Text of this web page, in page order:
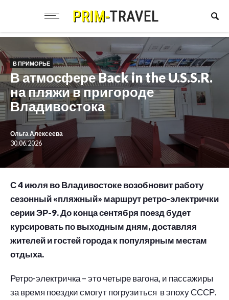
В ПРИМОРЬЕ
В атмосфере Back in the U.S.S.R.
на пляжи в пригороде
Владивостока
Ольга Алексеева
30.06.2026
С 4 июля во Владивостоке возобновит работу
сезонный «пляжный» маршрут ретро-электрички
серии ЭР-9. До конца сентября поезд будет
курсировать по выходным дням, доставляя
жителей и гостей города к популярным местам
отдыха.
Ретро-электричка – это четыре вагона, и пассажиры
за время поездки смогут погрузиться в эпоху СССР.